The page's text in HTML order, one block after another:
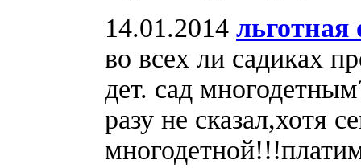
14.01.2014 льготная
во всех ли садиках
дет. сад
разу не сказал,хотя